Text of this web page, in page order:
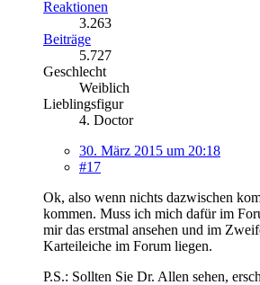
Reaktionen
3.263
Beiträge
5.727
Geschlecht
Weiblich
Lieblingsfigur
4. Doctor
30. März 2015 um 20:18
#17
Ok, also wenn nichts dazwischen
kommen. Muss ich mich dafür im
mir das erstmal ansehen und im
Karteileiche im Forum liegen.
P.S.: Sollten Sie Dr. Allen sehen,